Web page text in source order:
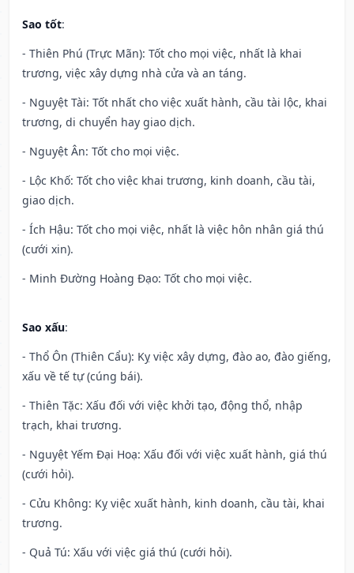
Sao tốt:
- Thiên Phú (Trực Mãn): Tốt cho mọi việc, nhất là khai
trương, việc xây dựng nhà cửa và an táng.
- Nguyệt Tài: Tốt nhất cho việc xuất hành, cầu tài lộc, khai
trương, di chuyển hay giao dịch.
- Nguyệt Ân: Tốt cho mọi việc.
- Lộc Khố: Tốt cho việc khai trương, kinh doanh, cầu tài,
giao dịch.
- Ích Hậu: Tốt cho mọi việc, nhất là việc hôn nhân giá thú
(cưới xin).
- Minh Đường Hoàng Đạo: Tốt cho mọi việc.
Sao xấu:
- Thổ Ôn (Thiên Cẩu): Kỵ việc xây dựng, đào ao, đào giếng,
xấu về tế tự (cúng bái).
- Thiên Tặc: Xấu đối với việc khởi tạo, động thổ, nhập
trạch, khai trương.
- Nguyệt Yếm Đại Hoạ: Xấu đối với việc xuất hành, giá thú
(cưới hỏi).
- Cửu Không: Kỵ việc xuất hành, kinh doanh, cầu tài, khai
trương.
- Quả Tú: Xấu với việc giá thú (cưới hỏi).